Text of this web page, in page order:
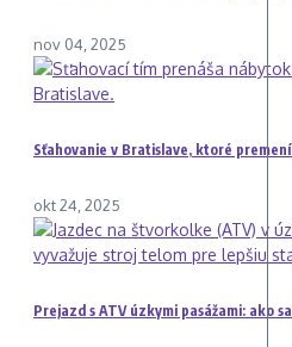
nov 04, 2025
Sťahovanie v Bratislave, ktoré
okt 24, 2025
Prejazd s ATV úzkymi pasážami: ako